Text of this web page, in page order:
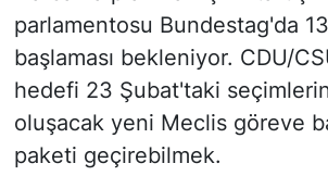
parlamentosu Bundestag'da
başlaması bekleniyor. CDU/
hedefi 23 Şubat'taki
oluşacak yeni Meclis göreve
paketi geçirebilmek.